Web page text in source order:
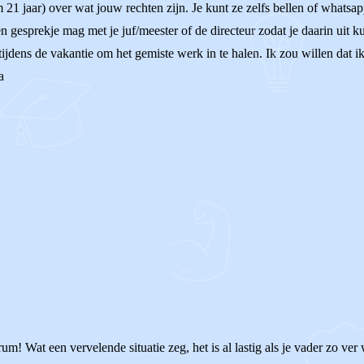
jaar) over wat jouw rechten zijn. Je kunt ze zelfs bellen of
gesprekje mag met je juf/meester of de directeur zodat je daarin uit
de vakantie om het gemiste werk in te halen. Ik zou willen dat
Wat een vervelende situatie zeg, het is al lastig als je vader zo